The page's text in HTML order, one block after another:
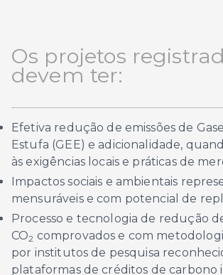
Os projetos
devem ter:
Efetiva redução de emissões de
Estufa (GEE) e adicionalidade,
às exigências locais e práticas de
Impactos sociais e ambientais
mensuráveis e com potencial de
Processo e tecnologia de redução
CO2 comprovados e com
por institutos de pesquisa
plataformas de créditos de carbono